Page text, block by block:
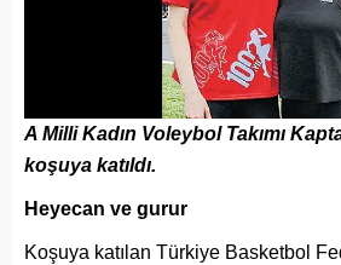
A Milli Kadın Voleybol Takımı
koşuya katıldı.
Heyecan ve gurur
Koşuya katılan Türkiye Basketbol